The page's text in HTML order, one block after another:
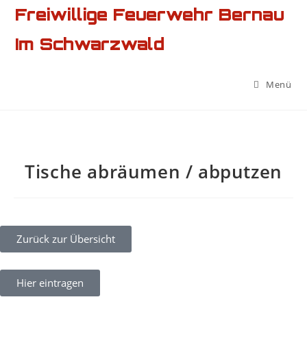
Freiwillige Feuerwehr Bernau
Im Schwarzwald
Menü
Tische abräumen / abputzen
Zurück zur Übersicht
Hier eintragen